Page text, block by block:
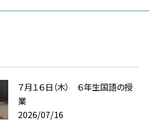
７月１６日（木） ６年生国語の授
業
2026/07/16